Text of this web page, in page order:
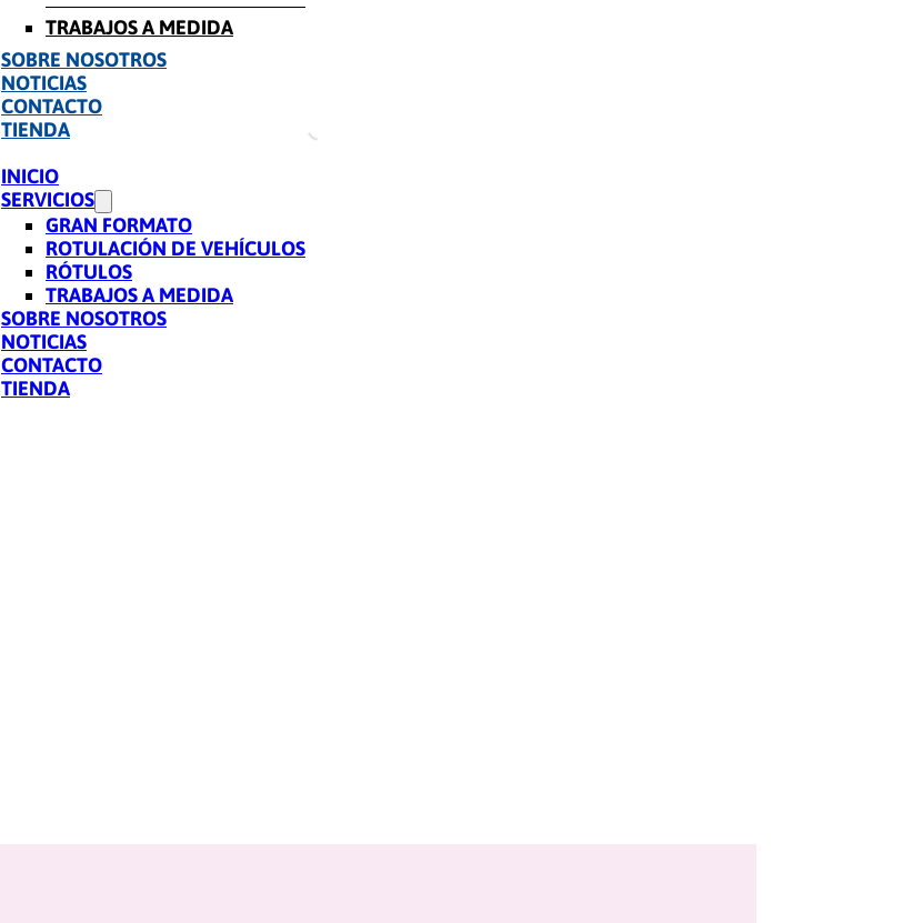
TRABAJOS A MEDIDA
SOBRE NOSOTROS
NOTICIAS
CONTACTO
TIENDA
INICIO
SERVICIOS
GRAN FORMATO
ROTULACIÓN DE VEHÍCULOS
RÓTULOS
TRABAJOS A MEDIDA
SOBRE NOSOTROS
NOTICIAS
CONTACTO
TIENDA